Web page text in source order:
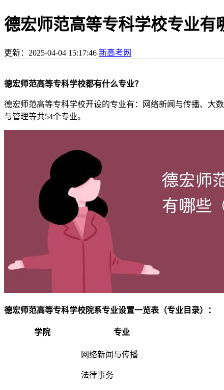
德宏师范高等专科学校专业有
更新： 2025-04-04 15:17:46 新高考网
德宏师范高等专科学校都有什么专业？
德宏师范高等专科学校开设的专业有：网络新闻与传播、大
与管理等共54个专业。
德宏师范高等专科学校院系专业设置一览表（专业目录）：
学院 专业
网络新闻与传播
法律事务